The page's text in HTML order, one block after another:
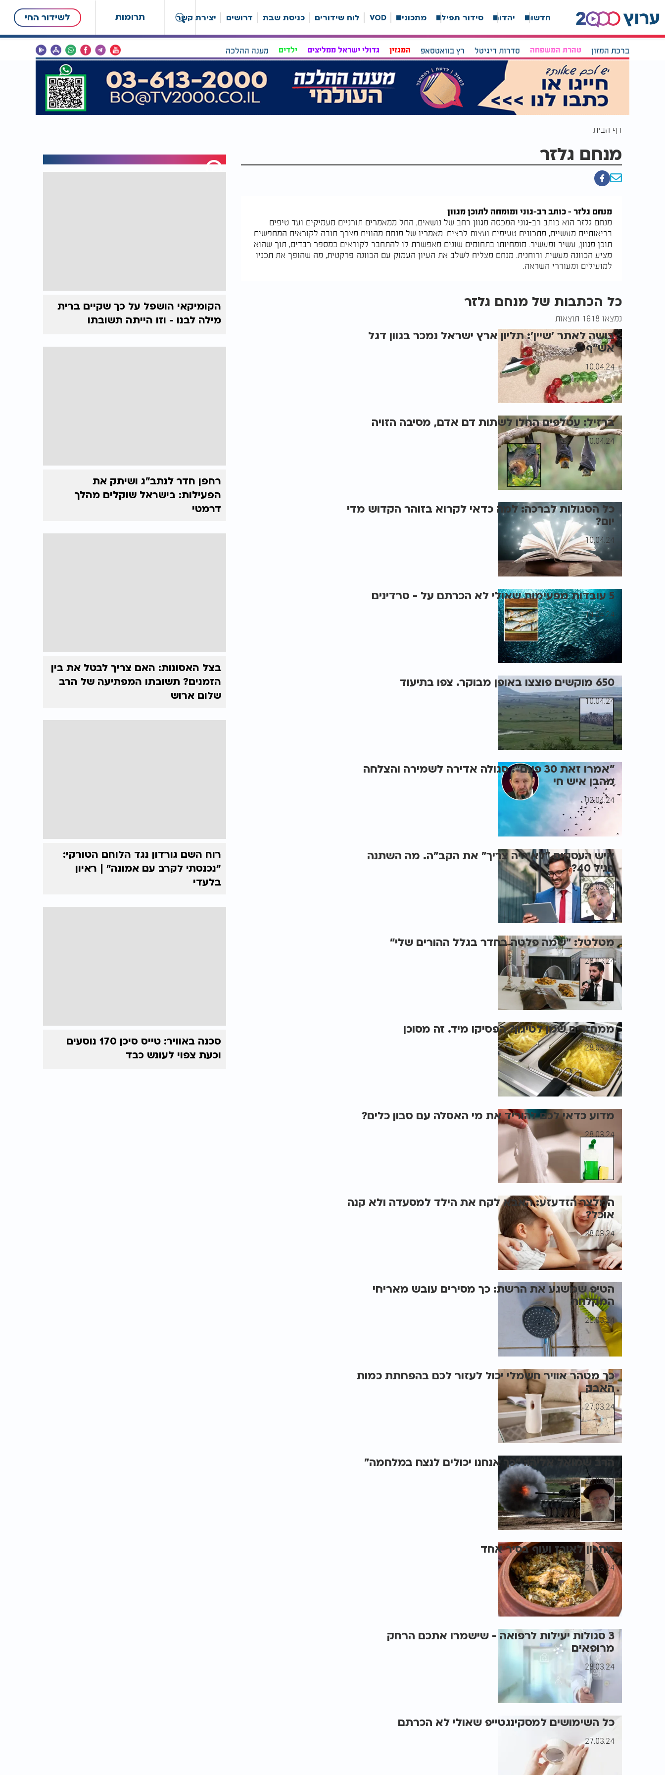
תרומות לשידור החי חדשות יהדות סידור תפילה מתכונים VOD לוח שידורים כניסת שבת דרושים יצירת קשר
ברכת המזון טהרת המשפחה סדרות דיגיטל רץ בוואטסאפ המגזין גדולי ישראל ממליצים ילדים מענה ההלכה
דף הבית
מנחם גלזר
מנחם גלזר – כותב רב-גוני ומומחה לתוכן מגוון
מנחם גלזר הוא כותב רב-גוני המכסה מגוון רחב של נושאים, החל ממאמרים תורניים מעמיקים ועד טיפים
בריאותיים מעשיים, מתכונים טעימים ועצות לרצים. מאמריו של מנחם מהווים מצרך חובה לקוראים המחפשים
תוכן מגוון, עשיר ומעשיר. מומחיותו בתחומים שונים מאפשרת לו להתחבר לקוראים במספר רבדים, תוך שהוא
מציע הכוונה מעשית ורוחנית. מנחם מצליח לשלב את העיון העמוק עם הכוונה פרקטית, מה שהופך את תכניו
למועילים ומעוררי השראה.
כל הכתבות של מנחם גלזר
נמצאו 1618 תוצאות
בושה לאתר 'שיין': תליון ארץ ישראל נמכר בגוון דגל
אש"ף
10.04.24
ברזיל: עטלפים החלו לשתות דם אדם, מסיבה הזויה
10.04.24
כל הסגולות לברכה: למה כדאי לקרוא בזוהר הקדוש מדי
יום?
10.04.24
5 עובדות מפעימות שאולי לא הכרתם על - סרדינים
14.04.24
650 מוקשים פוצצו באופן מבוקר. צפו בתיעוד
10.04.24
"אמרו זאת 30 פעם": סגולה אדירה לשמירה והצלחה
מהבן איש חי
02.04.24
איש העסקים "לא היה צריך" את הקב"ה. מה השתנה
בגיל 40?
28.03.24
מטלטל: "שמה פלטה בחדר בגלל ההורים שלי"
28.03.24
ממחזרים שמן לטיגון? הפסיקו מיד. זה מסוכן
28.03.24
מדוע כדאי לכם להוריד את מי האסלה עם סבון כלים?
28.03.24
המלצר הזדעזע: האבא לקח את הילד למסעדה ולא קנה
אוכל?
28.03.24
הטיפ שמשגע את הרשת: כך מסירים עובש מאריחי
המקלחת
28.03.24
כך מטהר אוויר חשמלי יכול לעזור לכם בהפחתת כמות
האבק
27.03.24
הרב שמואל אליהו: "כך אנחנו יכולים לנצח במלחמה"
27.03.24
מתכון לאורז ועוף בסיר אחד
27.03.24
3 סגולות יעילות לרפואה - שישמרו אתכם הרחק
מרופאים
28.03.24
כל השימושים למסקינגטייפ שאולי לא הכרתם
27.03.24
הקומיקאי הושפל על כך שקיים ברית
מילה לבנו - וזו הייתה תשובתו
רחפן חדר לנתב"ג ושיתק את
הפעילות: בישראל שוקלים מהלך
דרמטי
בצל האסונות: האם צריך לבטל את בין
הזמנים? תשובתו המפתיעה של הרב
שלום ארוש
רוח השם גורדון נגד הלוחם הטורקי:
“נכנסתי לקרב עם אמונה” | ראיון
בלעדי
סכנה באוויר: טייס סיכן 170 נוסעים
וכעת צפוי לעונש כבד